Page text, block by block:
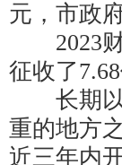
元，市政
2023财
征收了
长期以
重的地方
近三年内